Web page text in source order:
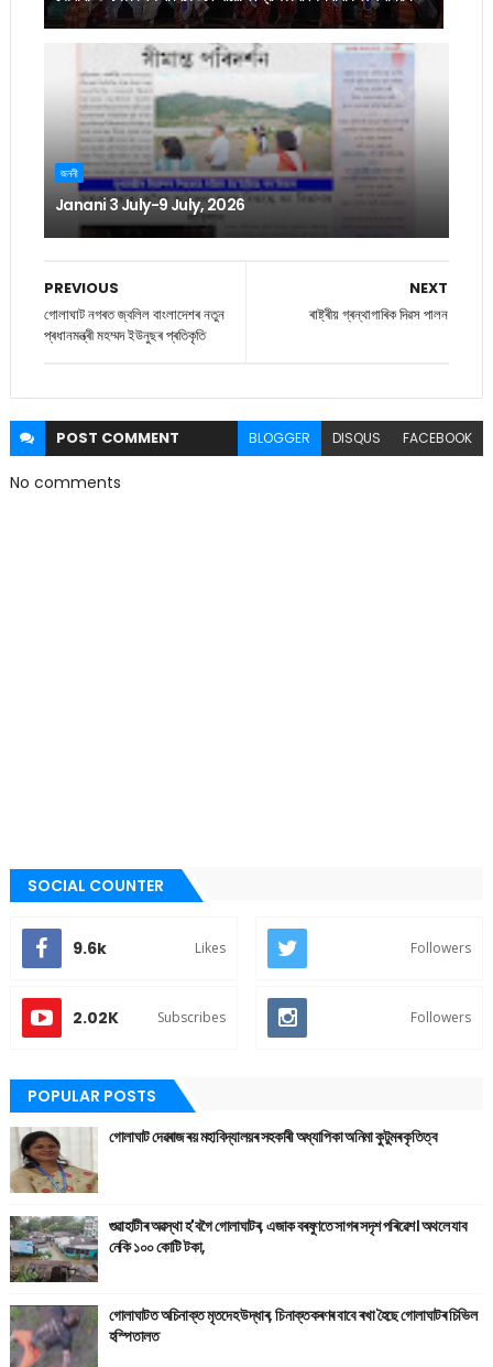
জননী
Janani 3 July-9 July, 2026
NEXT
ৰাষ্ট্ৰীয় গ্ৰন্থাগাৰিক দিৱস পালন
PREVIOUS
গোলাঘাট নগৰত জ্বলিল বাংলাদেশৰ নতুন
প্ৰধানমন্ত্ৰী মহম্মদ ইউনুছৰ প্ৰতিকৃতি
POST COMMENT BLOGGER DISQUS FACEBOOK
No comments
SOCIAL COUNTER
9.6k Likes Followers
2.02K Subscribes Followers
POPULAR POSTS
গোলাঘাট দেৱৰাজ ৰয় মহাবিদ্যালয়ৰ সহকাৰী অধ্যাপিকা অনিমা কুটুমৰ কৃতিত্ব
গুৱাহাটীৰ অৱস্থা হ'বগৈ গোলাঘাটৰ, এজাক বৰষুণতে সাগৰ সদৃশ পৰিৱেশ। অথলে যাব
নেকি ১০০ কোটি টকা,
গোলাঘাটত অচিনাক্ত মৃতদেহ উদ্ধাৰ, চিনাক্তকৰণৰ বাবে ৰখা হৈছে গোলাঘাটৰ চিভিল
হস্পিতালত